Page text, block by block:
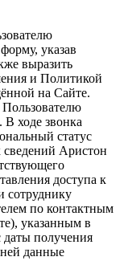
указав
выразить
и Политикой
на Сайте.
В ходе звонка
статус
Аристон
доступа к
сотруднику
по контактным
указанным в
даты получения
ней данные